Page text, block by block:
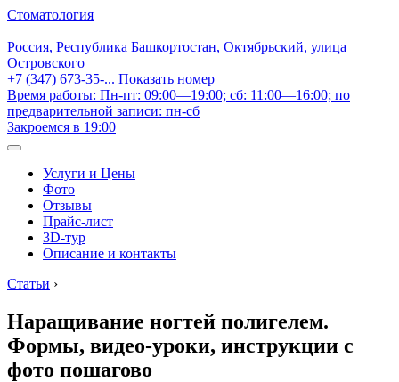
Стоматология
Россия, Республика Башкортостан, Октябрьский, улица
Островского
+7 (347) 673-35-... Показать номер
Время работы: Пн-пт: 09:00—19:00; сб: 11:00—16:00; по
предварительной записи: пн-сб
Закроемся в 19:00
Услуги и Цены
Фото
Отзывы
Прайс-лист
3D-тур
Описание и контакты
Статьи ›
Наращивание ногтей полигелем.
Формы, видео-уроки, инструкции с
фото пошагово